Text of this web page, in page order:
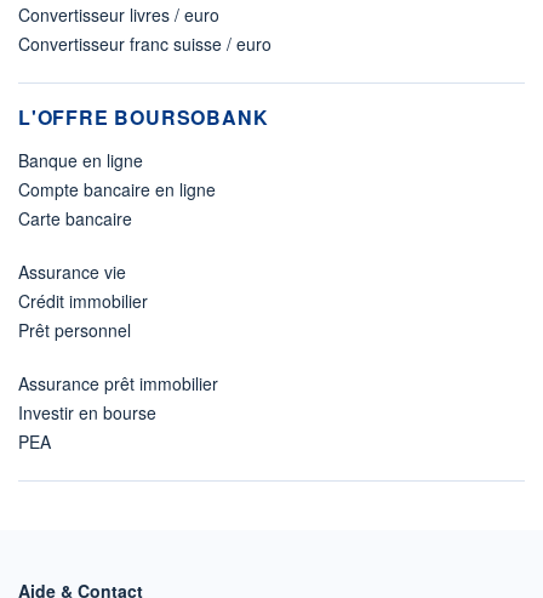
Convertisseur livres / euro
Convertisseur franc suisse / euro
L'OFFRE BOURSOBANK
Banque en ligne
Compte bancaire en ligne
Carte bancaire
Assurance vie
Crédit immobilier
Prêt personnel
Assurance prêt immobilier
Investir en bourse
PEA
Aide & Contact